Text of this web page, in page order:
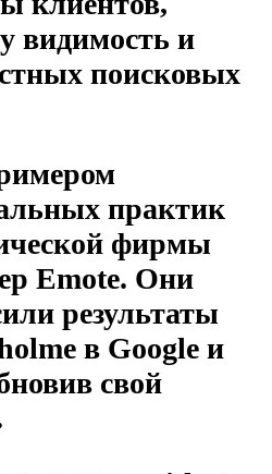
видимость и
поисковых
практик
фирмы
Emote. Они
результаты
в Google и
свой